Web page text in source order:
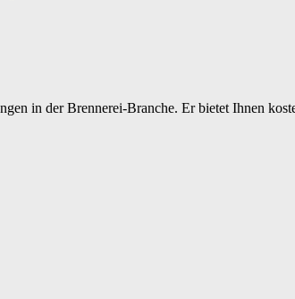
in der Brennerei-Branche. Er bietet Ihnen